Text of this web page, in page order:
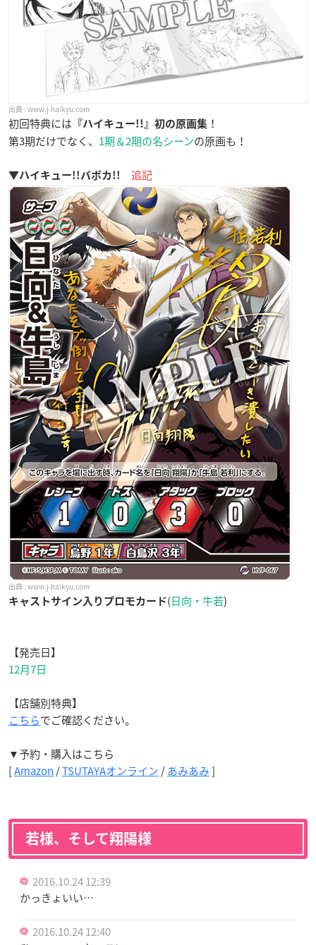
www.j-haikyu.com
初回特典には 『ハイキュー!!』初の原画集 ！
第3期だけでなく、 1期＆2期の名シーンの原画も！
▼ハイキュー!!バボカ!! 追記
www.j-haikyu.com
キャストサイン入りプロモカード(日向・牛若)
【発売日】
12月7日
【店舗別特典】
こちらでご確認ください。
▼予約・購入はこちら
[Amazon /TSUTAYAオンライン /あみあみ]
若様、そして翔陽様
2016.10.24 12:39
かっきょいい…
2016.10.24 12:40